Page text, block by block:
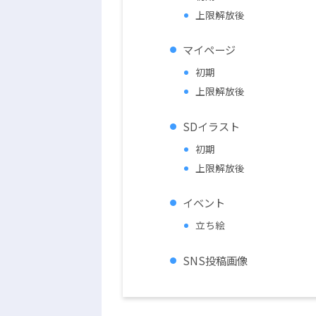
上限解放後
マイページ
初期
上限解放後
SDイラスト
初期
上限解放後
イベント
立ち絵
SNS投稿画像